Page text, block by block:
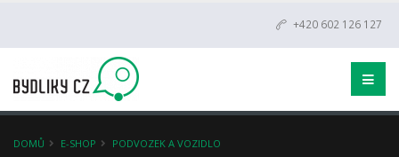
+420 602 126 127
DOMŮ E-SHOP
PODVOZEK A VOZIDLO